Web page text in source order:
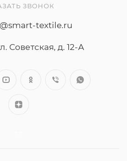
ЗВОНОК
textile.ru
Советская, д. 12-А